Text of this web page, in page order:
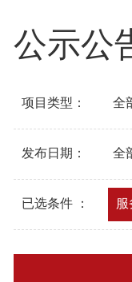
公示公
项目类型： 全
发布日期： 全
已选条件 ： 服